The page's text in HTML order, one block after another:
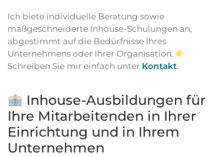
Ich biete individuelle Beratung sowie
maßgeschneiderte Inhouse-Schulungen an,
abgestimmt auf die Bedürfnisse Ihres
Unternehmens oder Ihrer Organisation.
Schreiben Sie mir einfach unter Kontakt.
Inhouse-Ausbildungen für
Ihre Mitarbeitenden in Ihrer
Einrichtung und in Ihrem
Unternehmen